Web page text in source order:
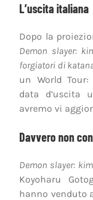
L’uscita italiana
Dopo la
Demon slayer:
forgiatori di
un World
data d’uscita
avremo vi
Davvero non
Demon slayer:
Koyoharu
hanno venduto